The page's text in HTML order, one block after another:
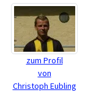
zum Profil
von
Christoph Eubling